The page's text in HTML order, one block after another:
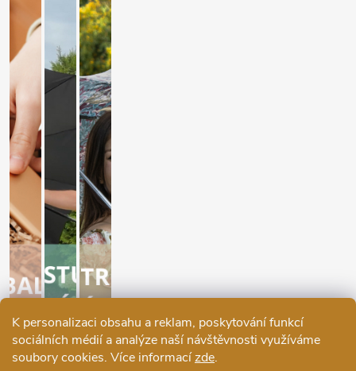
K personalizaci obsahu a reklam, poskytování funkcí
sociálních médií a analýze naší návštěvnosti využíváme
soubory cookies. Více informacízde.